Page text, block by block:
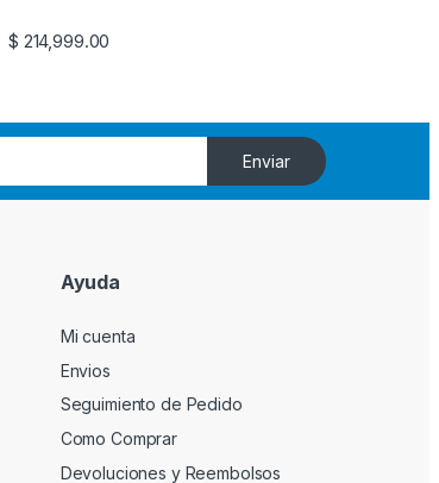
$ 214,999.00
Enviar
Ayuda
Mi cuenta
Envios
Seguimiento de Pedido
Como Comprar
Devoluciones y Reembolsos